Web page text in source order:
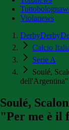
Violanews
Calcio
Serie A
Soulé,
dell'Argentina"
Soulé,
"Per me è il